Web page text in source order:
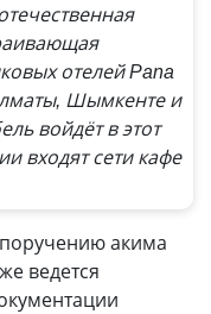
отелей Pana
Шымкенте и
войдёт в этот
входят сети кафе
акима
ведется